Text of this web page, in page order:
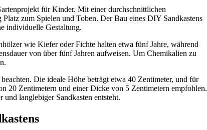
für Kinder. Mit einer durchschnittlichen
zum Spielen und Toben. Der Bau eines DIY Sandkastens
individuelle Gestaltung.
wie Kiefer oder Fichte halten etwa fünf Jahre, während
von über fünf Jahren aufweisen. Um Chemikalien zu
Die ideale Höhe beträgt etwa 40 Zentimeter, und für
20 Zentimetern und einer Dicke von 5 Zentimetern empfohlen.
langlebiger Sandkasten entsteht.